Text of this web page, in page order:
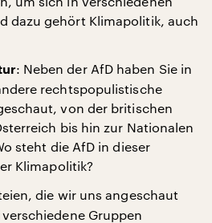
dazu gehört Klimapolitik, auch
: Neben der AfD haben Sie in
rechtspopulistische
von der britischen
bis hin zur Nationalen
steht die AfD in dieser
Klimapolitik?
die wir uns angeschaut
Gruppen